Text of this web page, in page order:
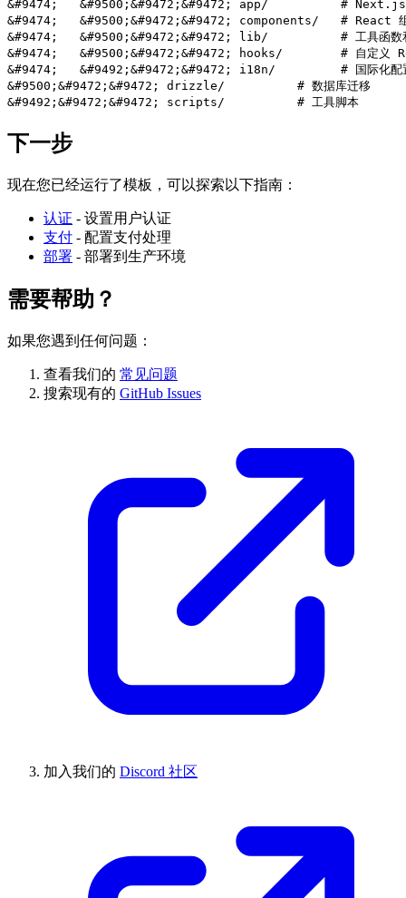
&#9474;   &#9500;&#9472;&#9472; app/          # Next.js
&#9474;   &#9500;&#9472;&#9472; components/   # React
&#9474;   &#9500;&#9472;&#9472; lib/          # 工具函数
&#9474;   &#9500;&#9472;&#9472; hooks/        # 自定义
&#9474;   &#9492;&#9472;&#9472; i18n/         # 国际化配
&#9500;&#9472;&#9472; drizzle/          # 数据库迁移
下一步
现在您已经运行了模板，可以探索以下指南：
认证 - 设置用户认证
支付 - 配置支付处理
部署 - 部署到生产环境
需要帮助？
如果您遇到任何问题：
查看我们的 常见问题
搜索现有的 GitHub Issues
加入我们的 Discord 社区